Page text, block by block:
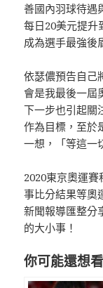
善國內羽球待遇
每日20美元提升
成為選手最強後
依瑟儂預告自己
會是我最後一屆
下一步也引起關
作為目標，至於
一想，「等這一
2020東京奧運
事比分結果等奧
新聞報導匯整分
的大小事！
你可能還想